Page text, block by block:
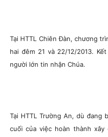
Tại HTTL Chiên Đàn, chương
hai đêm 21 và 22/12/2013.
người lớn tin nhận Chúa.
Tại HTTL Trường An, dù đang
cuối của việc hoàn thành